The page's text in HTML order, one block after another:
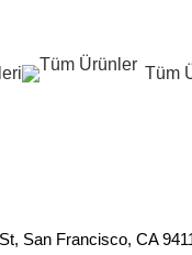
Tüm
San Francisco, CA